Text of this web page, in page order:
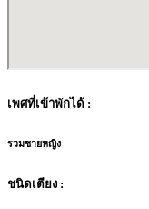
เพศที่เข้าพักได้ :
รวมชายหญิง
ชนิดเตียง :